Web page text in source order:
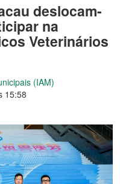
deslocam-
na
Veterinários
(IAM)
15:58